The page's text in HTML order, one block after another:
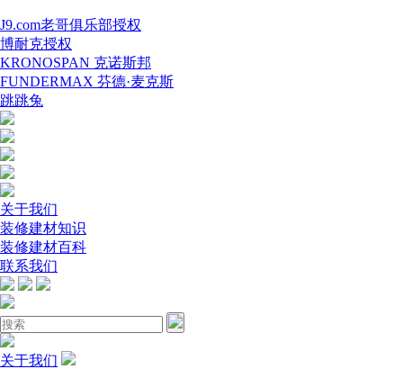
J9.com老哥俱乐部授权
博耐克授权
KRONOSPAN 克诺斯邦
FUNDERMAX 芬德·麦克斯
跳跳兔
关于我们
装修建材知识
装修建材百科
联系我们
关于我们